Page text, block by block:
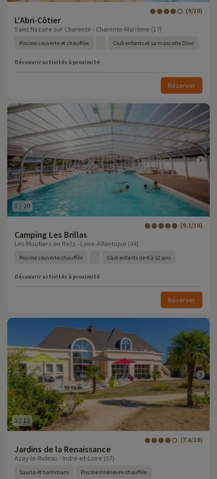
L'Abri-Côtier
(9/10)
Saint Nazaire sur Charente - Charente-Maritime (17)
Piscine couverte et chauffée Club enfants et sa mascotte Dino
Découvrir activités à proximité
Réserver
1 / 20
Camping Les Brillas
(9.1/10)
Les Moutiers en Retz - Loire-Atlantique (44)
Piscine couverte chauffée Club enfants de 4 à 12 ans
Découvrir activités à proximité
Réserver
1 /12
Jardins de la Renaissance
(7.6/10)
Azay-le-Rideau - Indre-et-Loire (37)
Sauna et hammam Piscine intérieure chauffée